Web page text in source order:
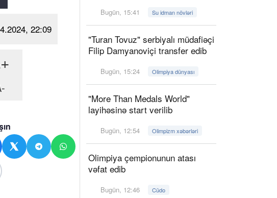
22:09
Bugün, 15:41 Su idman növləri
"Turan Tovuz" serbiyalı müdafiəçi
Filip Damyanoviçi transfer edib
Bugün, 15:24 Olimpiya dünyası
"More Than Medals World"
layihəsinə start verilib
Bugün, 12:54 Olimpizm xəbərləri
Olimpiya çempionunun atası
vəfat edib
Bugün, 12:46 Cüdo